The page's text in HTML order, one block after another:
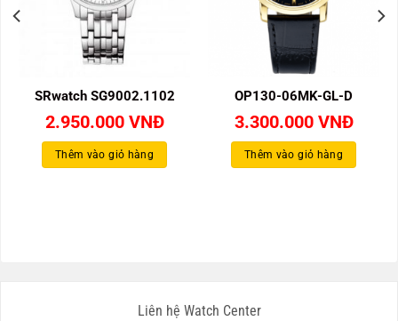
SRwatch SG9002.1102
2.950.000 VNĐ
Thêm vào giỏ hàng
OP130-06MK-GL-D
3.300.000 VNĐ
Thêm vào giỏ hàng
Liên hệ Watch Center